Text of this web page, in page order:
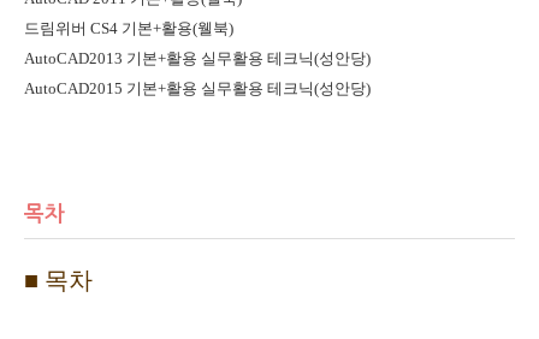
드림위버 CS4 기본+활용(웰북)
AutoCAD2013 기본+활용 실무활용 테크닉(성안당)
AutoCAD2015 기본+활용 실무활용 테크닉(성안당)
목차
■ 목차